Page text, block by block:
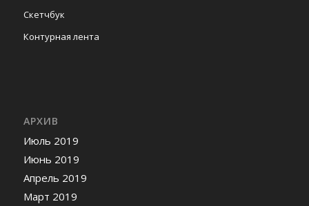
Скетчбук
Контурная лента
АРХИВ
Июль 2019
Июнь 2019
Апрель 2019
Март 2019